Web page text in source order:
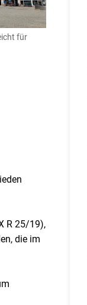
für
R 25/19),
die im